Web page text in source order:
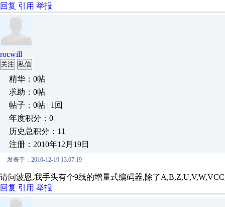
回复 引用 举报
rocwill
关注 私信
精华：0帖
求助：0帖
帖子：0帖 | 1回
年度积分：0
历史总积分：11
注册：2010年12月19日
发表于：2010-12-19 13:07:19
请问波恩,我手头有个9线的增量式编码器,除了
回复 引用 举报